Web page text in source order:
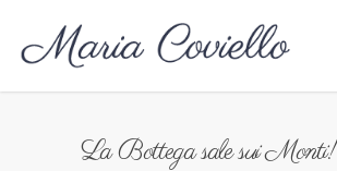
La Bottega sale sui Monti!